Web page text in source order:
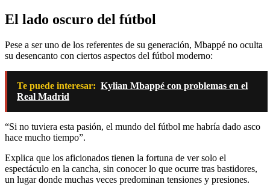
El lado oscuro del fútbol
Pese a ser uno de los referentes de su generación, Mbappé no oculta
su desencanto con ciertos aspectos del fútbol moderno:
Te puede interesar: Kylian Mbappé con problemas en el
Real Madrid
“Si no tuviera esta pasión, el mundo del fútbol me habría dado asco
hace mucho tiempo”.
Explica que los aficionados tienen la fortuna de ver solo el
espectáculo en la cancha, sin conocer lo que ocurre tras bastidores,
un lugar donde muchas veces predominan tensiones y presiones.